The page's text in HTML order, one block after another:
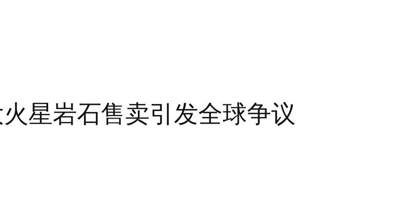
星岩石售卖引发全球争议